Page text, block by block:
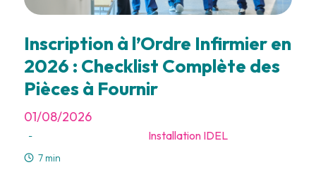
Inscription à l’Ordre Infirmier en
2026 : Checklist Complète des
Pièces à Fournir
01/08/2026
- Installation IDEL
7 min